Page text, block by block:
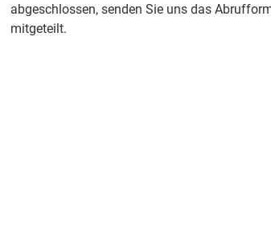
abgeschlossen, senden Sie uns das
mitgeteilt.